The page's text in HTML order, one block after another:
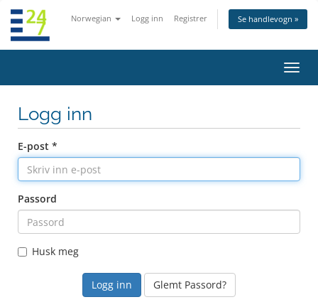
Norwegian Logg inn Registrer Se handlevogn »
Bytt
Logg inn
E-post *
Passord
Husk meg
Glemt Passord?